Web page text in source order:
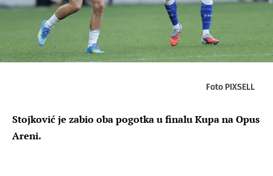
Foto PIXSELL
Stojković je zabio oba pogotka u finalu Kupa na Opus
Areni.